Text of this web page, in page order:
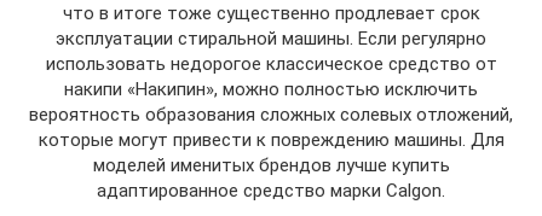
что в итоге тоже существенно продлевает срок
эксплуатации стиральной машины. Если регулярно
использовать недорогое классическое средство от
накипи «Накипин», можно полностью исключить
вероятность образования сложных солевых отложений,
которые могут привести к повреждению машины. Для
моделей именитых брендов лучше купить
адаптированное средство марки Calgon.